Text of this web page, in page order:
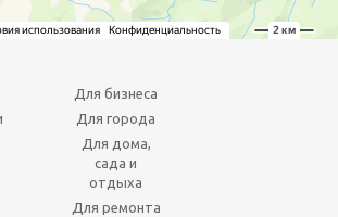
Для бизнеса
Для города
Для дома,
сада и
отдыха
Для ремонта